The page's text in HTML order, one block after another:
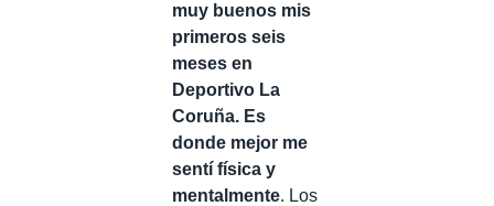
muy buenos mis
primeros seis
meses en
Deportivo La
Coruña. Es
donde mejor me
sentí física y
mentalmente. Los